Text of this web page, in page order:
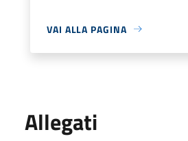
VAI ALLA PAGINA
Allegati